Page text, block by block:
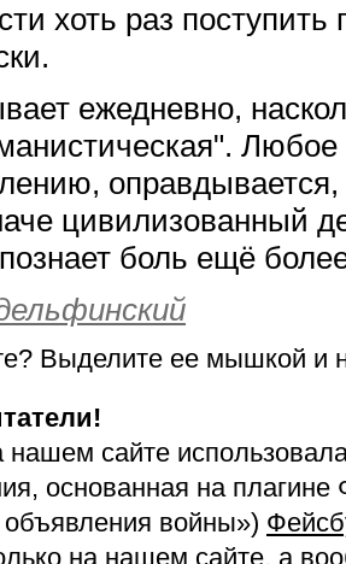
хоть раз
ежедневно,
цивилизованный
боль ещё
Выделите ее мышкой и
сайте
основанная на
объявления войны»)
на нашем сайте, а